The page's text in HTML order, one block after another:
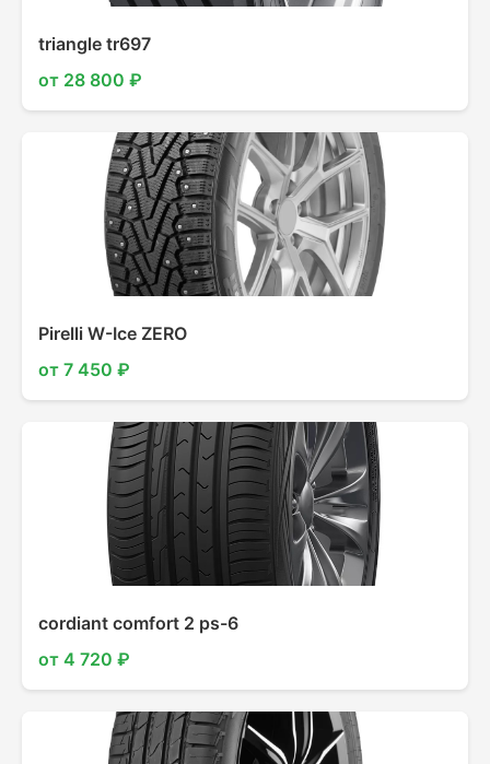
triangle tr697
от 28 800 ₽
Pirelli W-Ice ZERO
от 7 450 ₽
cordiant comfort 2 ps-6
от 4 720 ₽